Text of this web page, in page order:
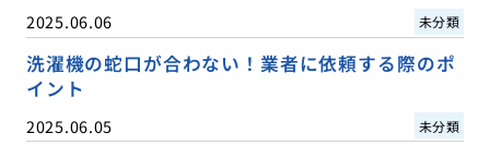
2025.06.06 未分類
洗濯機の蛇口が合わない！業者に依頼する際のポ
イント
2025.06.05 未分類